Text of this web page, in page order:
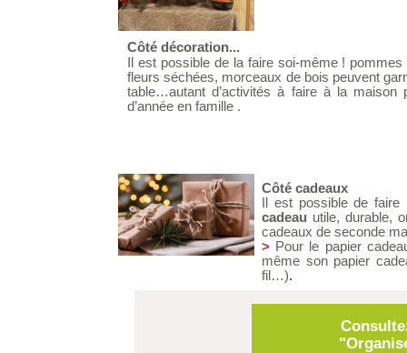
Côté décoration...
Il est possible de la faire soi-même !
fleurs séchées, morceaux de bois peuvent
table…autant d’activités à faire à la maison
d’année en famille .
Côté cadeaux
Il est possible de
cadeau utile, durable,
cadeaux de seconde
> Pour le papier
même son papier
fil…).